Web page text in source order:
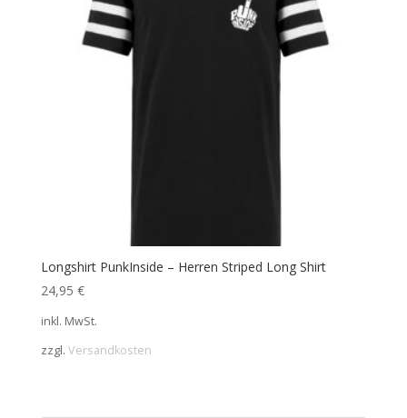
Longshirt PunkInside – Herren Striped Long Shirt
24,95 €
inkl. MwSt.
zzgl. Versandkosten